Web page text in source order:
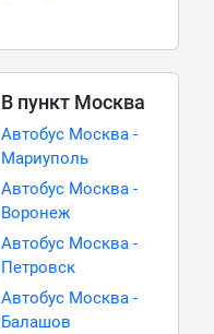
В пункт Москва
Автобус Москва -
Мариуполь
Автобус Москва -
Воронеж
Автобус Москва -
Петровск
Автобус Москва -
Балашов